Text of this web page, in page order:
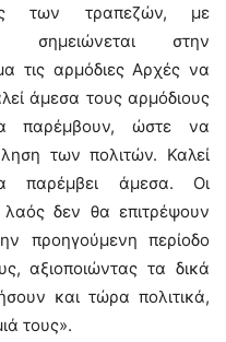
των τραπεζών, με
σημειώνεται στην
τις αρμόδιες Αρχές να
άμεσα τους αρμόδιους
παρέμβουν, ώστε να
των πολιτών. Καλεί
παρέμβει άμεσα. Οι
δεν θα επιτρέψουν
προηγούμενη περίοδο
αξιοποιώντας τα δικά
και τώρα πολιτικά,
τους».